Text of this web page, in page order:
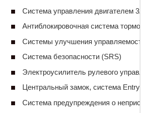
Система управления двигателем
Антиблокировочная система
Системы улучшения управляемости
Система безопасности (SRS)
Электроусилитель рулевого
Центральный замок, система Entry&
Система предупреждения о